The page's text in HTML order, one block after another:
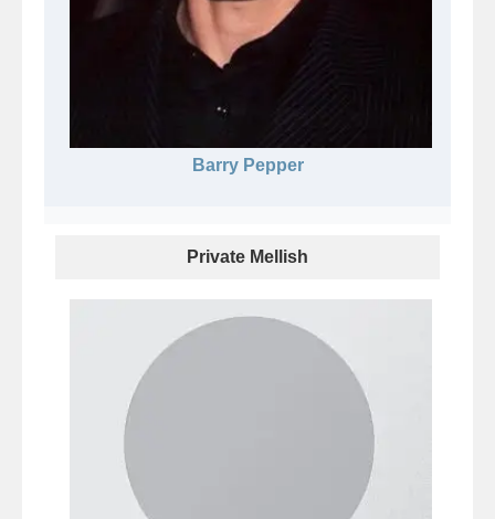
Barry Pepper
Private Mellish